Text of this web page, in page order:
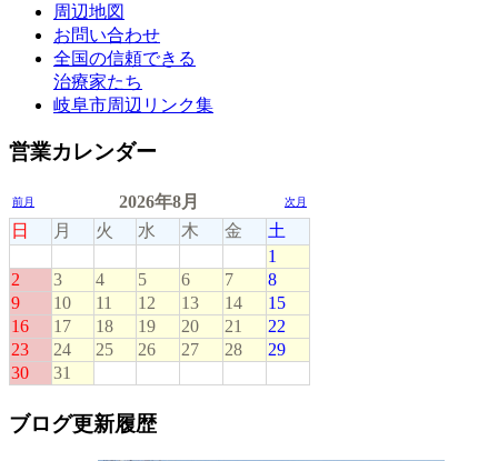
周辺地図
お問い合わせ
全国の信頼できる
治療家たち
岐阜市周辺リンク集
営業カレンダー
ブログ更新履歴